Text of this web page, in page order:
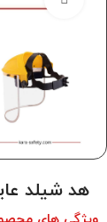
هد شیلد